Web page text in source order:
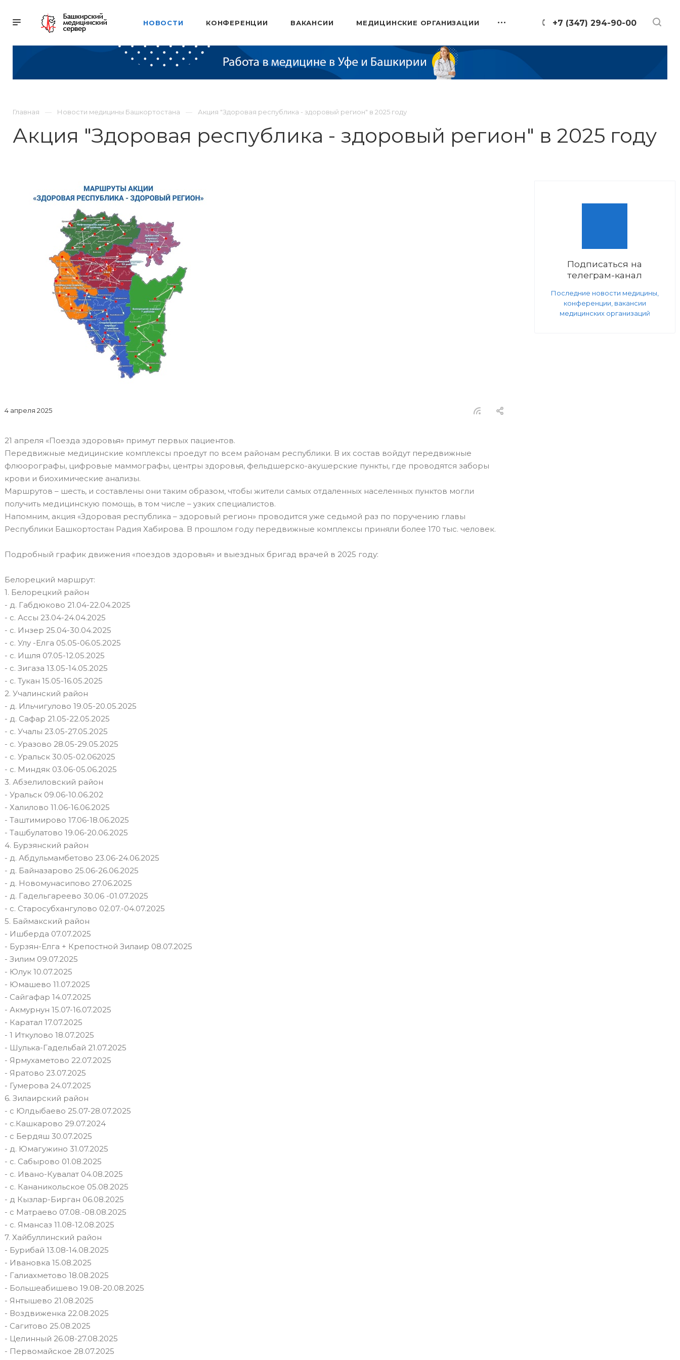
+7 (347) 294-90-00
НОВОСТИ КОНФЕРЕНЦИИ ВАКАНСИИ МЕДИЦИНСКИЕ ОРГАНИЗАЦИИ
Главная Новости медицины Башкортостана Акция "Здоровая республика - здоровый регион" в 2025 году
Акция "Здоровая республика - здоровый регион" в 2025 году
4 апреля 2025
21 апреля «Поезда здоровья» примут первых пациентов.
Передвижные медицинские комплексы проедут по всем районам республики. В их состав войдут передвижные
флюорографы, цифровые маммографы, центры здоровья, фельдшерско-акушерские пункты, где проводятся заборы
крови и биохимические анализы.
Маршрутов – шесть, и составлены они таким образом, чтобы жители самых отдаленных населенных пунктов могли
получить медицинскую помощь, в том числе – узких специалистов.
Напомним, акция «Здоровая республика – здоровый регион» проводится уже седьмой раз по поручению главы
Республики Башкортостан Радия Хабирова. В прошлом году передвижные комплексы приняли более 170 тыс. человек.
Подробный график движения «поездов здоровья» и выездных бригад врачей в 2025 году:
Белорецкий маршрут:
1. Белорецкий район
- д. Габдюково 21.04-22.04.2025
- с. Ассы 23.04-24.04.2025
- с. Инзер 25.04-30.04.2025
- с. Улу -Елга 05.05-06.05.2025
- с. Ишля 07.05-12.05.2025
- с. Зигаза 13.05-14.05.2025
- с. Тукан 15.05-16.05.2025
2. Учалинский район
- д. Ильчигулово 19.05-20.05.2025
- д. Сафар 21.05-22.05.2025
- с. Учалы 23.05-27.05.2025
- с. Уразово 28.05-29.05.2025
- с. Уральск 30.05-02.062025
- с. Миндяк 03.06-05.06.2025
3. Абзелиловский район
- Уральск 09.06-10.06.202
- Халилово 11.06-16.06.2025
- Таштимирово 17.06-18.06.2025
- Ташбулатово 19.06-20.06.2025
4. Бурзянский район
- д. Абдульмамбетово 23.06-24.06.2025
- д. Байназарово 25.06-26.06.2025
- д. Новомунасипово 27.06.2025
- д. Гадельгареево 30.06 -01.07.2025
- с. Старосубхангулово 02.07.-04.07.2025
5. Баймакский район
- Ишберда 07.07.2025
- Бурзян-Елга + Крепостной Зилаир 08.07.2025
- Зилим 09.07.2025
- Юлук 10.07.2025
- Юмашево 11.07.2025
- Сайгафар 14.07.2025
- Акмурнун 15.07-16.07.2025
- Каратал 17.07.2025
- 1 Иткулово 18.07.2025
- Шулька-Гадельбай 21.07.2025
- Ярмухаметово 22.07.2025
- Яратово 23.07.2025
- Гумерова 24.07.2025
6. Зилаирский район
- с Юлдыбаево 25.07-28.07.2025
- с.Кашкарово 29.07.2024
- с Бердяш 30.07.2025
- д. Юмагужино 31.07.2025
- с. Сабырово 01.08.2025
- с. Ивано-Кувалат 04.08.2025
- с. Кананикольское 05.08.2025
- д Кызлар-Бирган 06.08.2025
- с Матраево 07.08.-08.08.2025
- с. Ямансаз 11.08-12.08.2025
7. Хайбуллинский район
- Бурибай 13.08-14.08.2025
- Ивановка 15.08.2025
- Галиахметово 18.08.2025
- Большеабишево 19.08-20.08.2025
- Янтышево 21.08.2025
- Воздвиженка 22.08.2025
- Сагитово 25.08.2025
- Целинный 26.08-27.08.2025
- Первомайское 28.07.2025
Подписаться на
телеграм-канал
Последние новости медицины,
конференции, вакансии
медицинских организаций